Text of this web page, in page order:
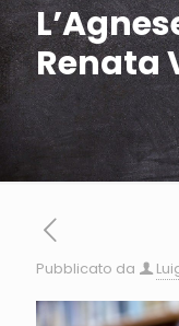
Renata
Pubblicato da